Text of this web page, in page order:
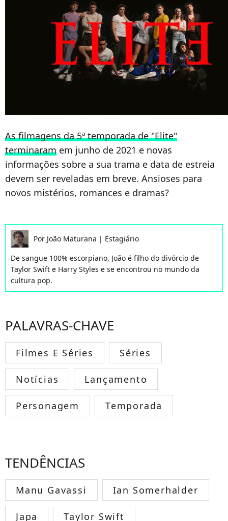
As filmagens da 5ª temporada de "Elite"
terminaram em junho de 2021 e novas
informações sobre a sua trama e data de estreia
devem ser reveladas em breve. Ansioses para
novos mistérios, romances e dramas?
Por João Maturana | Estagiário
De sangue 100% escorpiano, João é filho do divórcio de
Taylor Swift e Harry Styles e se encontrou no mundo da
cultura pop.
PALAVRAS-CHAVE
Filmes E Séries Séries
Notícias Lançamento
Personagem Temporada
TENDÊNCIAS
Manu Gavassi Ian Somerhalder
Japa Taylor Swift